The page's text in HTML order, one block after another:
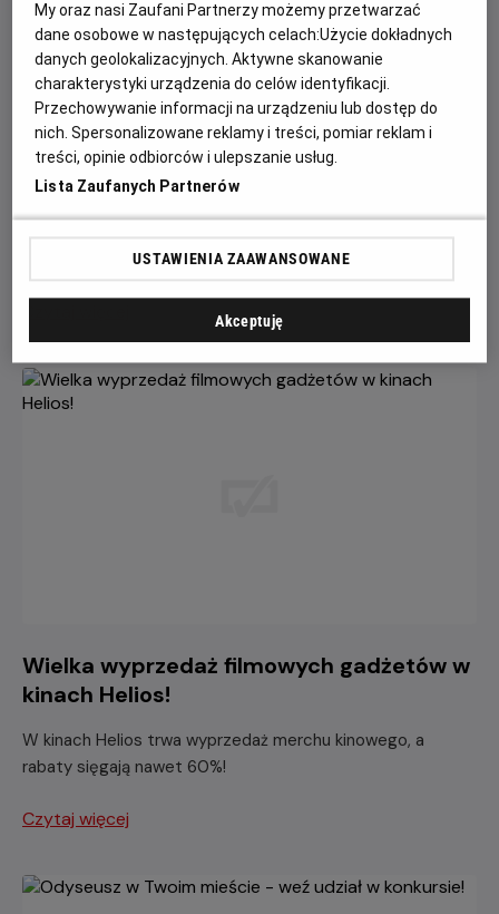
Gwiazdozbiór Psa - bilety już w
sprzedaży!
Przeżyj emocjonującą historię o odwadze, przetrwaniu i
poszukiwaniu nadziei w postapokaliptycznym świecie.
Wielka wyprzedaż filmowych gadżetów w
kinach Helios!
W kinach Helios trwa wyprzedaż merchu kinowego, a
rabaty sięgają nawet 60%!
Czytaj więcej
My oraz nasi Zaufani Partnerzy możemy przetwarzać
dane osobowe w następujących celach:Użycie dokładnych
danych geolokalizacyjnych. Aktywne skanowanie
charakterystyki urządzenia do celów identyfikacji.
Przechowywanie informacji na urządzeniu lub dostęp do
nich. Spersonalizowane reklamy i treści, pomiar reklam i
treści, opinie odbiorców i ulepszanie usług.
Lista Zaufanych Partnerów
USTAWIENIA ZAAWANSOWANE
Akceptuję